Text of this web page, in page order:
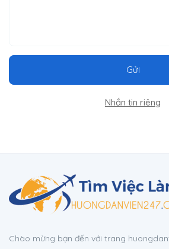
Gửi
Nhắn tin riêng
Chào mừng bạn đến với trang